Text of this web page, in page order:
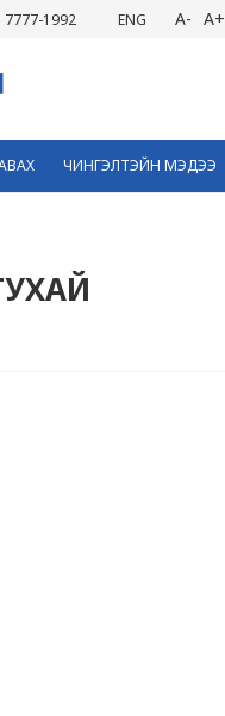
7777-1992 ENG A- A+
ЧИНГЭЛТЭЙН МЭДЭЭ